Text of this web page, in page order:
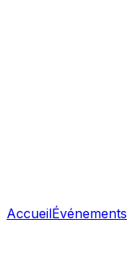
AccueilÉvénements